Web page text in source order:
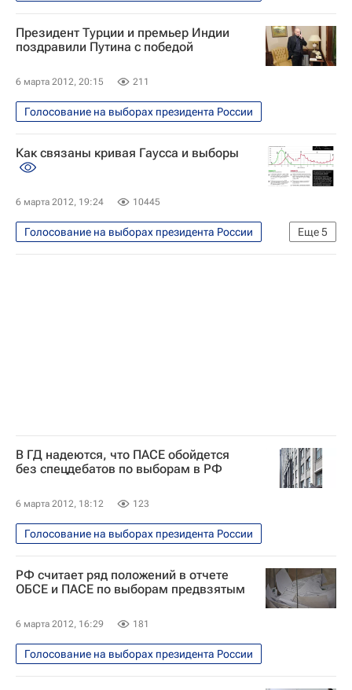
Президент Турции и премьер Индии
поздравили Путина с победой
6 марта 2012, 20:15 211
Голосование на выборах президента России
Как связаны кривая Гаусса и выборы
6 марта 2012, 19:24 10445
Еще5
Голосование на выборах президента России
Инфографика
В ГД надеются, что ПАСЕ обойдется
без спецдебатов по выборам в РФ
6 марта 2012, 18:12 123
Голосование на выборах президента России
РФ считает ряд положений в отчете
ОБСЕ и ПАСЕ по выборам предвзятым
6 марта 2012, 16:29 181
Голосование на выборах президента России